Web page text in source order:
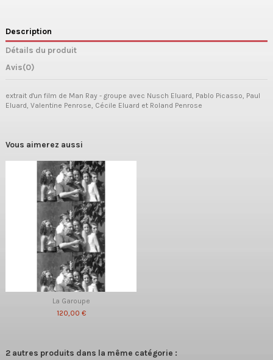
Description
Détails du produit
Avis(0)
extrait d'un film de Man Ray - groupe avec Nusch Eluard, Pablo Picasso, Paul
Eluard, Valentine Penrose, Cécile Eluard et Roland Penrose
Vous aimerez aussi
La Garoupe
120,00 €
2 autres produits dans la même catégorie :